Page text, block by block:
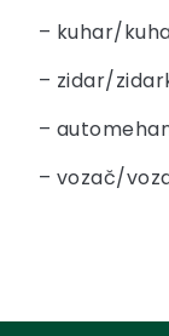
– kuhar/
– zidar/
–
– vozač/